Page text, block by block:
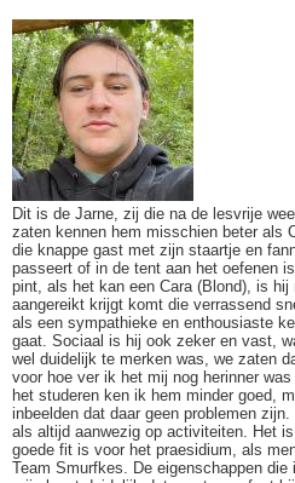
Dit is de Jarne, zij die na de lesvrije
zaten kennen hem misschien beter als
die knappe gast met zijn staartje en
passeert of in de tent aan het oefenen
pint, als het kan een Cara (Blond), is
aangereikt krijgt komt die verrassend
als een sympathieke en enthousiaste
gaat. Sociaal is hij ook zeker en vast,
wel duidelijk te merken was, we zaten
voor hoe ver ik het mij nog herinner
het studeren ken ik hem minder goed,
inbeelden dat daar geen problemen
als altijd aanwezig op activiteiten. Het
goede fit is voor het praesidium, als
Team Smurfkes. De eigenschappen